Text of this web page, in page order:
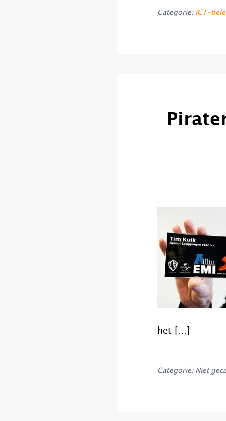
Categorie: ICT-
het […]
Categorie: Niet